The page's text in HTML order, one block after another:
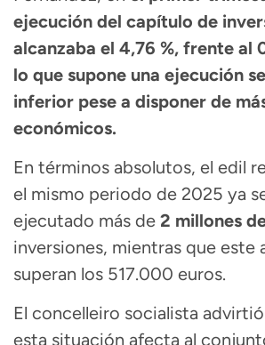
ejecución del capítulo de
alcanzaba el 4,76 %, frente al
lo que supone una ejecución
inferior pese a disponer de
económicos.
En términos absolutos, el edil
el mismo periodo de 2025 ya
ejecutado más de 2 millones
inversiones, mientras que este
superan los 517.000 euros.
El concelleiro socialista
esta situación afecta al